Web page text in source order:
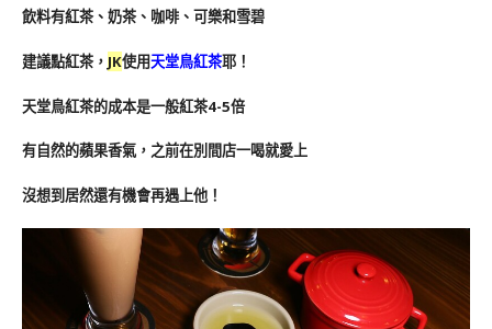
飲料有紅茶、奶茶、咖啡、可樂和雪碧
建議點紅茶， JK使用天堂鳥紅茶耶！
天堂鳥紅茶的成本是一般紅茶4-5倍
有自然的蘋果香氣，之前在別間店一喝就愛上
沒想到居然還有機會再遇上他！